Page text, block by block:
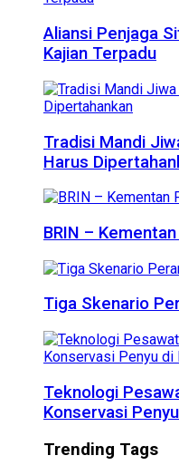
Aliansi Penjaga
Kajian Terpadu
Tradisi Mandi
Harus
BRIN –
Tiga Skenario
Teknologi
Konservasi
Trending Tags